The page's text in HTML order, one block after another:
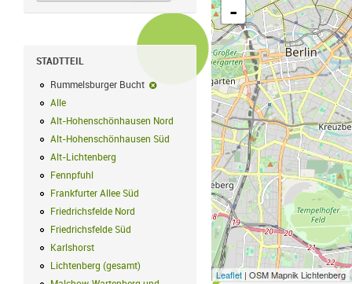
STADTTEIL
Rummelsburger Bucht
Rummelsburger Bucht-Filter entfernen
Alle
Alt-Hohenschönhausen Nord
Alt-Hohenschönhausen Nord Filter
Alt-Hohenschönhausen Süd
Alt-Hohenschönhausen Süd Filter
Alt-Lichtenberg Alt-Lichtenberg Filter anwenden
Fennpfuhl
Frankfurter Allee Süd
Frankfurter Allee Süd Filter anwenden
Friedrichsfelde Nord
Friedrichsfelde Nord Filter anwenden
Friedrichsfelde Süd
Friedrichsfelde Süd Filter anwenden
Karlshorst
Lichtenberg (gesamt) Lichtenberg (gesamt) Filter anwenden
-
Leaflet| OSM Mapnik Lichtenberg